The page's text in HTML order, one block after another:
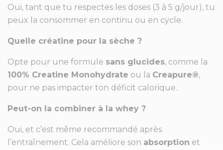
Oui, tant que tu respectes les doses (3 à 5 g/jour), tu
peux la consommer en continu ou en cycle.
Quelle créatine pour la sèche ?
Opte pour une formule sans glucides, comme la
100% Creatine Monohydrate ou la Creapure®,
pour ne pas impacter ton déficit calorique.
Peut-on la combiner à la whey ?
Oui, et c’est même recommandé après
l’entraînement. Cela améliore son absorption et